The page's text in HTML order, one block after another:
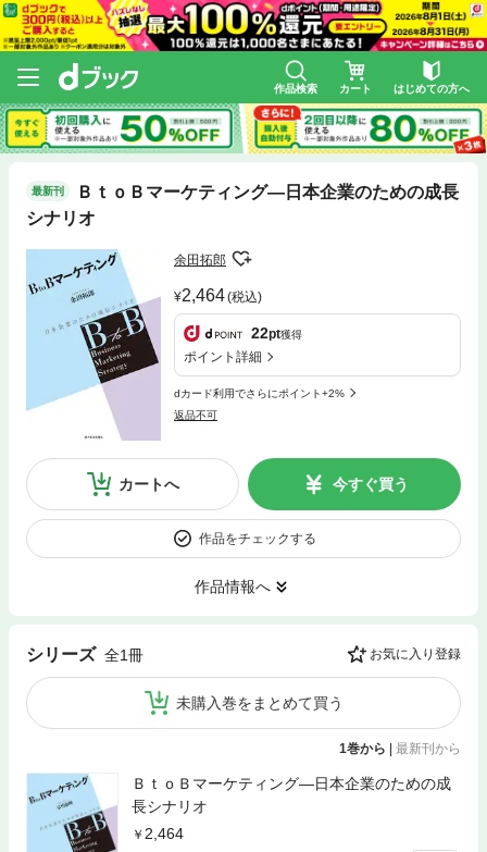
作品検索 カート はじめての方へ
最新刊
ＢｔｏＢマーケティング―日本企業のための成長
シナリオ
余田拓郎
2,464(税込)
22pt獲得
ポイント詳細
dカード利用でさらにポイント+2%
返品不可
カートへ 今すぐ買う
作品をチェックする
作品情報へ
シリーズ 全1冊 お気に入り登録
未購入巻をまとめて買う
1巻から | 最新刊から
ＢｔｏＢマーケティング―日本企業のための成
長シナリオ
2,464